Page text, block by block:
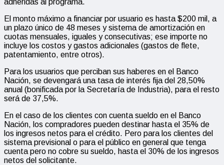
El monto máximo a financiar por usuario es hasta $200 mil, a
un plazo único de 48 meses y sistema de amortización en
cuotas mensuales, iguales y consecutivas; ese importe no
incluye los costos y gastos adicionales (gastos de flete,
patentamiento, entre otros).
Para los usuarios que perciban sus haberes en el Banco
Nación, se devengará una tasa de interés fija del 28,50%
anual (bonificada por la Secretaría de Industria), para el resto
será de 37,5%.
En el caso de los clientes con cuenta sueldo en el Banco
Nación, los compradores pueden destinar hasta el 35% de
los ingresos netos para el crédito. Pero para los clientes del
sistema previsional o para el público en general que tenga
cuenta pero no cobre su sueldo, hasta el 30% de los ingresos
netos del solicitante.